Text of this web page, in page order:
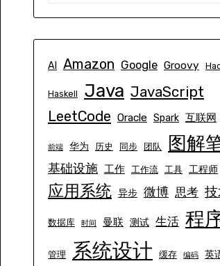
AI Amazon Google Groovy
Haskell Java JavaScript
LeetCode Oracle Spark 互联网
前端 华为 历史 同步 团队 图解
基础设施 工作 工作流 工具 工程师
应用系统 异步 微博 思考
数据库 时间 曼联 测试 生活 程
管理 系统设计 缓存 编码 英